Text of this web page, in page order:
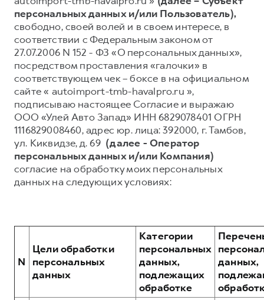
H7 H9
от 4 799 000 ₽
Тест-драйв
Трейд-ин
КРЕДИТ И СТРАХОВАНИЕ
Кредитный калькулятор
Страхование
Кредит
КОРПОРАТИВНЫМ КЛИЕНТАМ
Для малого бизнеса
Крупным корпоративным клиентам
Система управления автопарком
Сервис для корпоративных клиентов
СЕРВИСНОЕ ОБСЛУЖИВАНИЕ
Нулевое ТО
Программа «Помощь на дороге»
Регламенты технического обслуживания
Электронный ПТС
ПОДДЕРЖКА
GWM Безопасность
Гарантия HAVAL
Мобильное приложение GWM
Руководства по эксплуатации
Подписки
АКСЕССУАРЫ HAVAL
О дилере
Наша команда
Контакты
персональных данных и/или Пользователь),
свободно, своей волей и в своем интересе, в
соответствии с Федеральным законом от
27.07.2006 N 152 - ФЗ «О персональных данных»,
посредством проставления «галочки» в
соответствующем чек – боксе в на официальном
сайте « autoimport-tmb-havalpro.ru »,
подписываю настоящее Согласие и выражаю
ООО «Улей Авто Запад» ИНН 6829078401 ОГРН
1116829008460, адрес юр. лица: 392000, г. Тамбов,
ул. Киквидзе, д. 69 (далее - Оператор
персональных данных и/или Компания)
согласие на обработку моих персональных
данных на следующих условиях:
N
Цели обработки
персональных
данных
Категории
персональных
данных,
подлежащих
обработке
данных,